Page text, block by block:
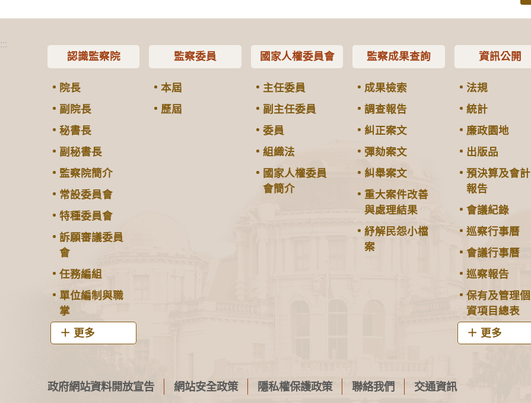
:::
認識監察院
院長
副院長
秘書長
副秘書長
監察院簡介
常設委員會
特種委員會
訴願審議委員
會
任務編組
單位編制與職
掌
更多
監察委員
本屆
歷屆
國家人權委員會
主任委員
副主任委員
委員
組織法
國家人權委員
會簡介
監察成果查詢
成果檢索
調查報告
糾正案文
彈劾案文
糾舉案文
重大案件改善
與處理結果
紓解民怨小檔
案
資訊公開
法規
統計
廉政園地
出版品
預決算及會計
報告
會議紀錄
巡察行事曆
會議行事曆
巡察報告
保有及管理個
資項目總表
更多
政府網站資料開放宣告 網站安全政策 隱私權保護政策 聯絡我們 交通資訊